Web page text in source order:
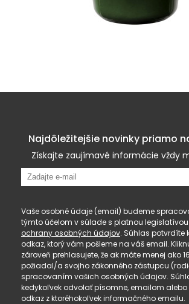
Najdôležitejšie novinky priamo
Získajte zaujímavé informácie vždy
Vaše osobné údaje (email) budeme
týmto účelom v súlade s platnou
ochrany osobných údajov. Súhlas potvrdíte
odkaz, ktorý vám pošleme na váš email.
zároveň prehlasujete, že ak máte menej ako
požiadal/a svojho zákonného zástupcu
spracovaním vašich osobných údajov.
kedykoľvek odvolať písomne, emailom
odkaz z ktoréhokoľvek informačného emailu.